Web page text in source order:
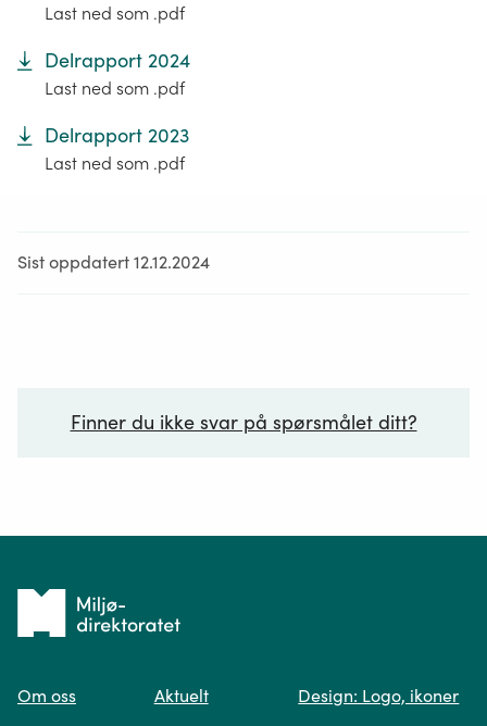
Last ned som .pdf
Delrapport 2024
Last ned som .pdf
Delrapport 2023
Last ned som .pdf
Sist oppdatert 12.12.2024
Finner du ikke svar på spørsmålet ditt?
Spør oss
Tilbake
forsiden
Om oss Aktuelt Design: Logo, ikoner